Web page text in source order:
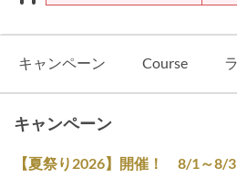
キャンペーン Course
キャンペーン
【夏祭り2026】開催！ 8/1～8/